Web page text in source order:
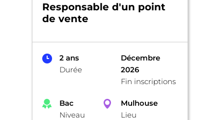
Responsable d'un point
de vente
2 ans
Durée
Décembre
2026
Fin inscriptions
Bac
Niveau
Mulhouse
Lieu